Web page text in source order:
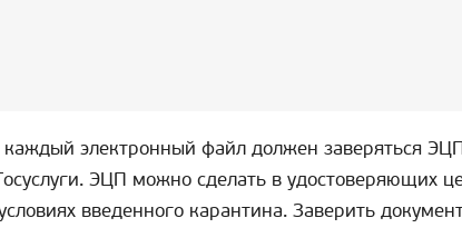
электронный файл должен заверяться
ЭЦП можно сделать в удостоверяющих
введенного карантина. Заверить